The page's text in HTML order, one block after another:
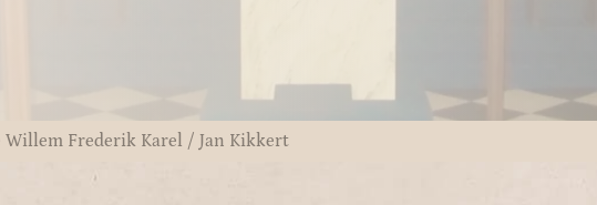
Willem Frederik Karel / Jan Kikkert